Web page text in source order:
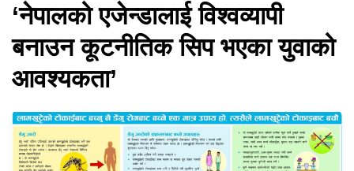
‘नेपालको एजेन्डालाई विश्वव्यापी
बनाउन कूटनीतिक सिप भएका युवाको
आवश्यकता’